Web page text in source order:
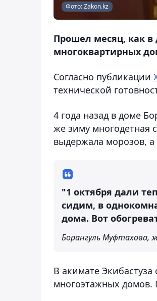
Фото: Zakon.kz
Прошел месяц, как в
многоквартирных
Согласно публикации
технической
4 года назад в доме
же зиму многодетная
выдержала морозов, а
"1 октября дали
сидим, в
дома. Вот
Борангуль Муфтахова,
В акимате
многоэтажных домов.